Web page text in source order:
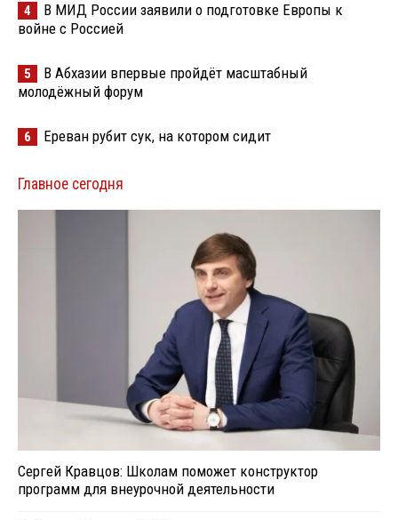
4
В МИД России заявили о подготовке Европы к
войне с Россией
5
В Абхазии впервые пройдёт масштабный
молодёжный форум
6 Ереван рубит сук, на котором сидит
Главное сегодня
Сергей Кравцов: Школам поможет конструктор
программ для внеурочной деятельности